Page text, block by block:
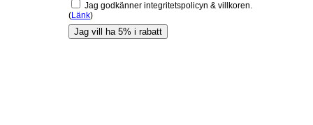
Jag godkänner integritetspolicyn & villkoren.
(Länk)